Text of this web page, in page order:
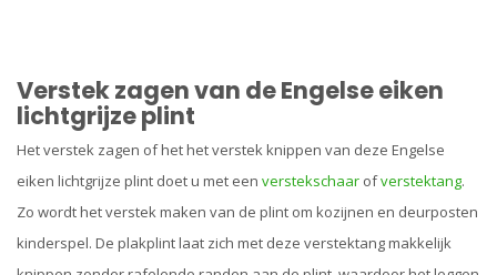
Verstek zagen van de Engelse eiken
lichtgrijze plint
Het verstek zagen of het het verstek knippen van deze Engelse
eiken lichtgrijze plint doet u met een verstekschaar ofverstektang.
Zo wordt het verstek maken van de plint om kozijnen en deurposten
kinderspel. De plakplint laat zich met deze verstektang makkelijk